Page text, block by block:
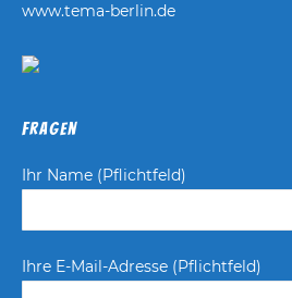
www.tema-berlin.de
Fragen
Ihr Name (Pflichtfeld)
Ihre E-Mail-Adresse (Pflichtfeld)